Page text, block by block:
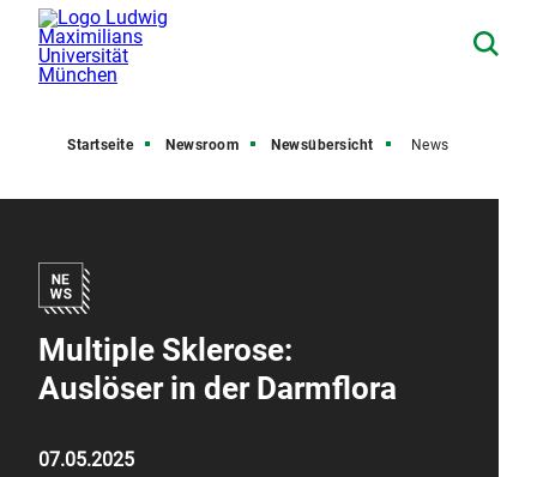
Startseite Newsroom Newsübersicht News
Multiple Sklerose:
Auslöser in der Darmflora
07.05.2025